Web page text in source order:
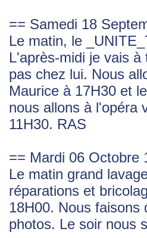
== Samedi 18
Le matin, le
L'après-midi je vais
pas chez lui. Nous
Maurice à 17H30 et
nous allons à l'opéra
11H30. RAS
== Mardi 06 Octobre
Le matin grand
réparations et
18H00. Nous faisons
photos. Le soir nous